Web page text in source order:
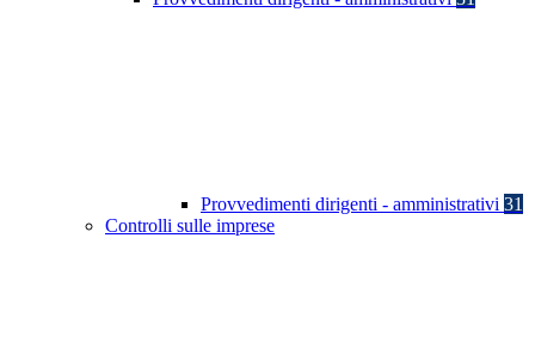
Provvedimenti dirigenti - amministrativi 31
Controlli sulle imprese